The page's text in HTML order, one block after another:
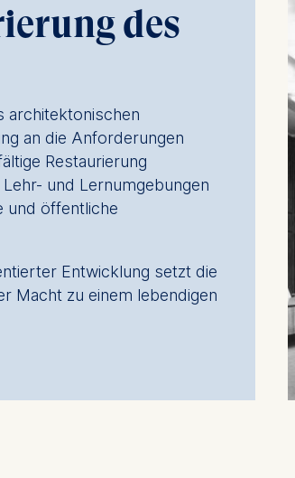
des
architektonischen
an die Anforderungen
Restaurierung
und Lernumgebungen
und öffentliche
Entwicklung setzt die
Macht zu einem lebendigen